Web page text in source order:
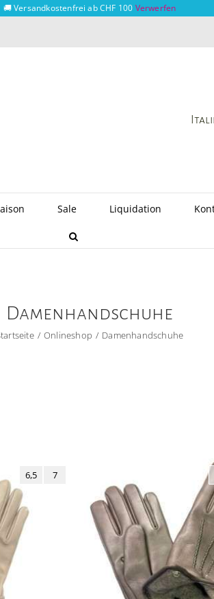
🚚 Versandkostenfrei ab CHF 100 Verwerfen
Sale Liquidation
Damenhandschuhe
Onlineshop Damenhandschuhe
6,5 7